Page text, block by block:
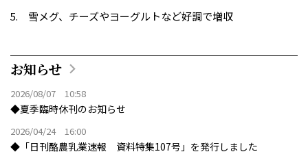
雪メグ、チーズやヨーグルトなど好調で増収
お知らせ
2026/08/07 10:58
◆夏季臨時休刊のお知らせ
2026/04/24 16:00
◆「日刊酪農乳業速報 資料特集107号」を発行しました